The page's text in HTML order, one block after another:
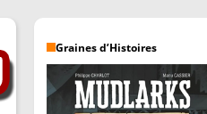
Graines d’Histoires